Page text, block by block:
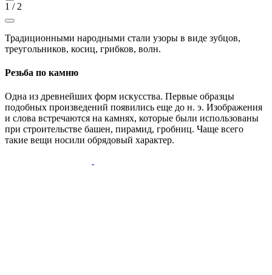
1 / 2
Традиционными народными стали узоры в виде зубцов,
треугольников, косиц, грибков, волн.
Резьба по камню
Одна из древнейших форм искусства. Первые образцы
подобных произведений появились еще до н. э. Изображения
и слова встречаются на камнях, которые были использованы
при строительстве башен, пирамид, гробниц. Чаще всего
такие вещи носили обрядовый характер.